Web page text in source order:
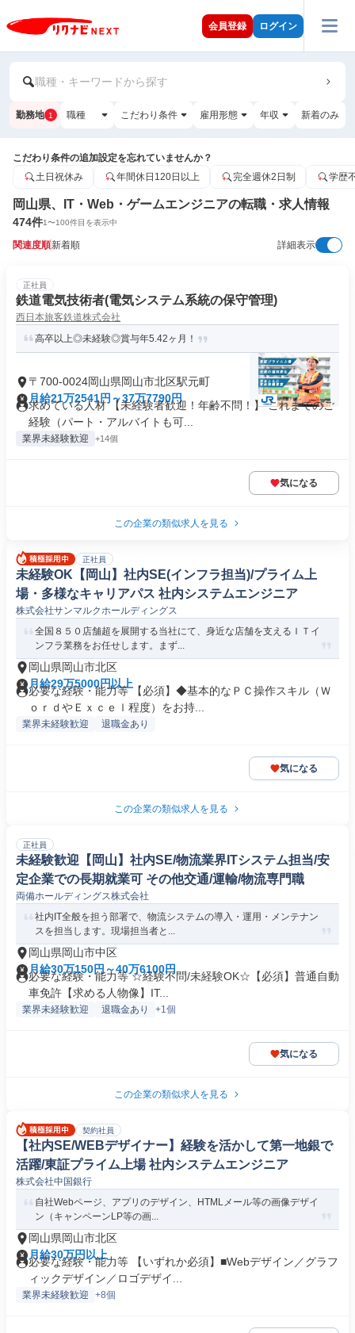
会員登録 ログイン
職種・キーワードから探す
勤務地 1 職種 こだわり条件 雇用形態 年収 新着のみ
こだわり条件の追加設定を忘れていませんか？
土日祝休み
年間休日120日以上 完全週休2日制 学歴
岡山県、IT・Web・ゲームエンジニアの転職・求人情報
474件1〜100件目を表示中
関連度順新着順 詳細表示
正社員
鉄道電気技術者(電気システム系統の保守管理)
西日本旅客鉄道株式会社
高卒以上◎未経験◎賞与年5.42ヶ月！
〒700-0024岡山県岡山市北区駅元町
月給21万2541円～37万7790円
求めている人材 【未経験者歓迎！年齢不問！】 これまでのご
経験（パート・アルバイトも可...
業界未経験歓迎 +14個
気になる
この企業の類似求人を見る
正社員
未経験OK【岡山】社内SE(インフラ担当)/プライム上
場・多様なキャリアパス 社内システムエンジニア
株式会社サンマルクホールディングス
全国８５０店舗超を展開する当社にて、身近な店舗を支えるＩＴイ
ンフラ業務をお任せします。まず...
岡山県岡山市北区
月給29万5000円以上
必要な経験・能力等 【必須】◆基本的なＰＣ操作スキル（Ｗ
ｏｒｄやＥｘｃｅｌ程度）をお持...
業界未経験歓迎 退職金あり
気になる
この企業の類似求人を見る
正社員
未経験歓迎【岡山】社内SE/物流業界ITシステム担当/安
定企業での長期就業可 その他交通/運輸/物流専門職
両備ホールディングス株式会社
社内IT全般を担う部署で、物流システムの導入・運用・メンテナン
スを担当します。現場担当者と...
岡山県岡山市中区
月給30万150円～40万6100円
必要な経験・能力等 ☆経験不問/未経験OK☆【必須】普通自動
車免許【求める人物像】IT...
業界未経験歓迎 退職金あり +1個
気になる
この企業の類似求人を見る
契約社員
【社内SE/WEBデザイナー】経験を活かして第一地銀で
活躍/東証プライム上場 社内システムエンジニア
株式会社中国銀行
自社Webページ、アプリのデザイン、HTMLメール等の画像デザイ
ン（キャンペーンLP等の画...
岡山県岡山市北区
月給30万円以上
必要な経験・能力等 【いずれか必須】■Webデザイン／グラフ
ィックデザイン／ロゴデザイ...
業界未経験歓迎 +8個